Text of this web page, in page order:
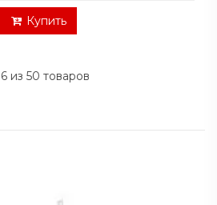
Купить
из 50 товаров